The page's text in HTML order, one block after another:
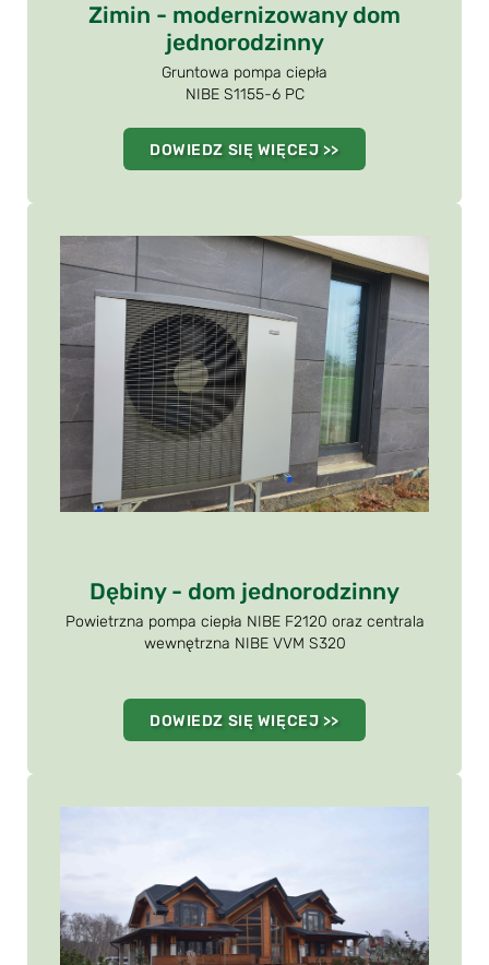
Zimin - modernizowany dom
jednorodzinny
Gruntowa pompa ciepła
NIBE S1155-6 PC
DOWIEDZ SIĘ WIĘCEJ >>
Dębiny - dom jednorodzinny
Powietrzna pompa ciepła NIBE F2120 oraz centrala
wewnętrzna NIBE VVM S320
DOWIEDZ SIĘ WIĘCEJ >>